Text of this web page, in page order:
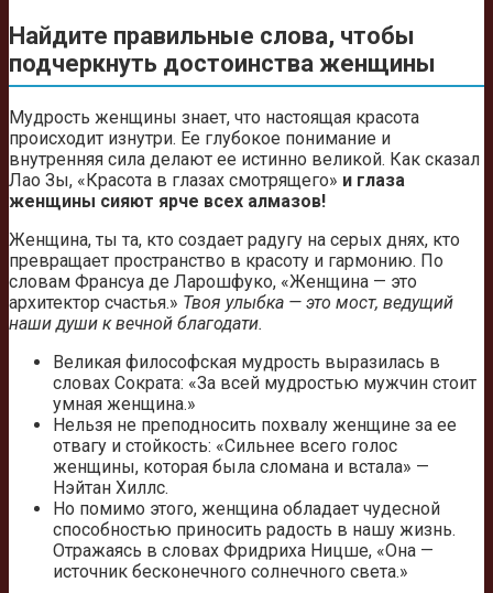
Найдите правильные слова, чтобы
подчеркнуть достоинства женщины
Мудрость женщины знает, что настоящая красота
происходит изнутри. Ее глубокое понимание и
внутренняя сила делают ее истинно великой. Как сказал
Лао Зы, «Красота в глазах смотрящего» и глаза
женщины сияют ярче всех алмазов!
Женщина, ты та, кто создает радугу на серых днях, кто
превращает пространство в красоту и гармонию. По
словам Франсуа де Ларошфуко, «Женщина — это
архитектор счастья.» Твоя улыбка — это мост, ведущий
наши души к вечной благодати.
Великая философская мудрость выразилась в
словах Сократа: «За всей мудростью мужчин стоит
умная женщина.»
Нельзя не преподносить похвалу женщине за ее
отвагу и стойкость: «Сильнее всего голос
женщины, которая была сломана и встала» —
Нэйтан Хиллс.
Но помимо этого, женщина обладает чудесной
способностью приносить радость в нашу жизнь.
Отражаясь в словах Фридриха Ницше, «Она —
источник бесконечного солнечного света.»